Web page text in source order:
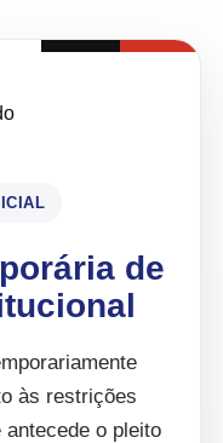
de
às restrições
o pleito